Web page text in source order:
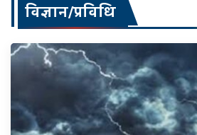
विज्ञान/प्रविधि